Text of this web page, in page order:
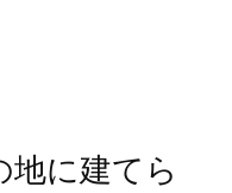
地に建てら